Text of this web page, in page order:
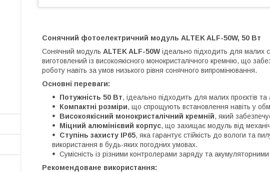
Сонячний фотоелектричний модуль ALTEK ALF-50W, 50 Вт
Сонячний модуль ALTEK ALF-50W ідеально підходить для малих
виготовлений із високоякісного монокристалічного кремнію, що
роботу навіть за умов низького рівня сонячного випромінювання.
Основні переваги:
Потужність 50 Вт, ідеально підходить для малих проєктів
Компактні розміри, що спрощують встановлення навіть у
Високоякісний монокристалічний кремній, який
Міцний алюмінієвий корпус, що захищає модуль від
Ступінь захисту IP65, яка гарантує стійкість до вологи та
використання в будь-яких погодних умовах.
Сумісність із різними контролерами заряду та
Рекомендоване використання: